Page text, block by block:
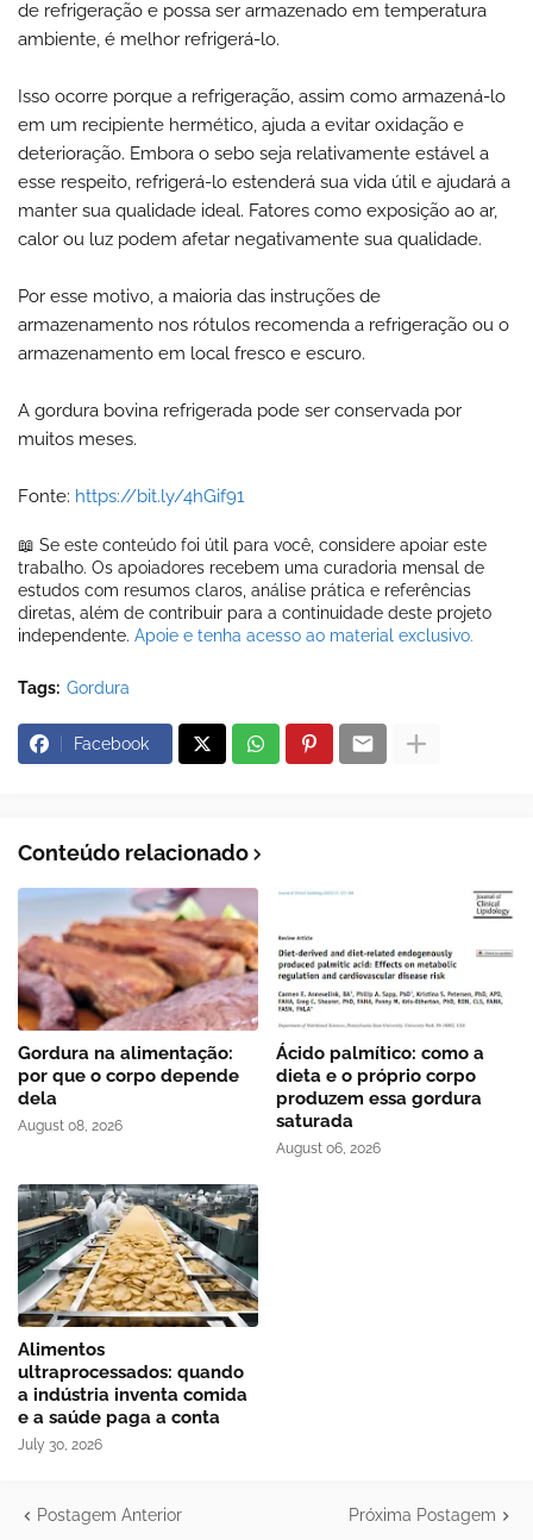
de refrigeração e possa ser armazenado em temperatura
ambiente, é melhor refrigerá-lo.
Isso ocorre porque a refrigeração, assim como armazená-lo
em um recipiente hermético, ajuda a evitar oxidação e
deterioração. Embora o sebo seja relativamente estável a
esse respeito, refrigerá-lo estenderá sua vida útil e ajudará a
manter sua qualidade ideal. Fatores como exposição ao ar,
calor ou luz podem afetar negativamente sua qualidade.
Por esse motivo, a maioria das instruções de
armazenamento nos rótulos recomenda a refrigeração ou o
armazenamento em local fresco e escuro.
A gordura bovina refrigerada pode ser conservada por
muitos meses.
Fonte: https://bit.ly/4hGif91
📖 Se este conteúdo foi útil para você, considere apoiar este
trabalho. Os apoiadores recebem uma curadoria mensal de
estudos com resumos claros, análise prática e referências
diretas, além de contribuir para a continuidade deste projeto
independente. Apoie e tenha acesso ao material exclusivo.
Tags: Gordura
Facebook
Conteúdo relacionado
Gordura na alimentação:
por que o corpo depende
dela
August 08, 2026
Ácido palmítico: como a
dieta e o próprio corpo
produzem essa gordura
saturada
August 06, 2026
Alimentos
ultraprocessados: quando
a indústria inventa comida
e a saúde paga a conta
July 30, 2026
Postagem Anterior Próxima Postagem